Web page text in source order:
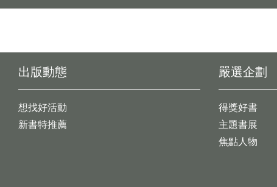
出版動態
想找好活動
新書特推薦
嚴選企劃
得獎好書
主題書展
焦點人物